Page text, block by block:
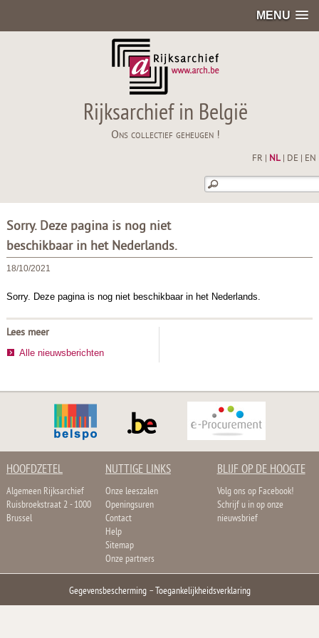
MENU
Rijksarchief in België
Ons collectief geheugen !
FR NL| DE EN
Sorry. Deze pagina is nog niet
beschikbaar in het Nederlands.
18/10/2021
Sorry. Deze pagina is nog niet beschikbaar in het Nederlands.
Lees meer
Alle nieuwsberichten
HOOFDZETEL
Algemeen Rijksarchief
Ruisbroekstraat 2 - 1000
Brussel
NUTTIGE LINKS
Onze leeszalen
Openingsuren
Contact
Help
Sitemap
Onze partners
BLIJF OP DE HOOGTE
Volg ons op Facebook!
Schrijf u in op onze
nieuwsbrief
Gegevensbescherming–Toegankelijkheidsverklaring